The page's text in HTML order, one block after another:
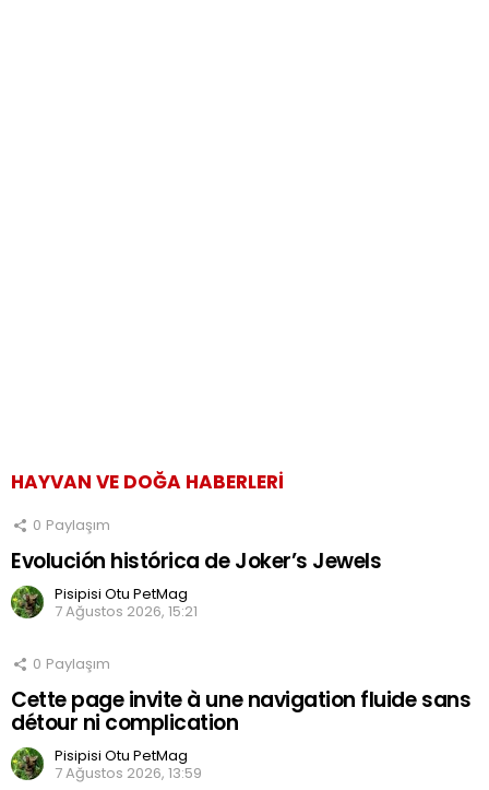
HAYVAN VE DOĞA HABERLERI
0 Paylaşım
Evolución histórica de Joker’s Jewels
Pisipisi Otu PetMag
7 Ağustos 2026, 15:21
0 Paylaşım
Cette page invite à une navigation fluide sans
détour ni complication
Pisipisi Otu PetMag
7 Ağustos 2026, 13:59